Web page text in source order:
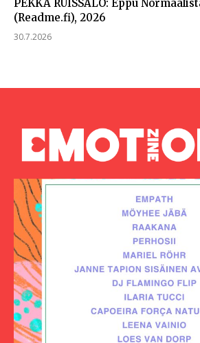
PEKKA RUISSALO: Eppu
(Readme.fi), 2026
30.7.2026